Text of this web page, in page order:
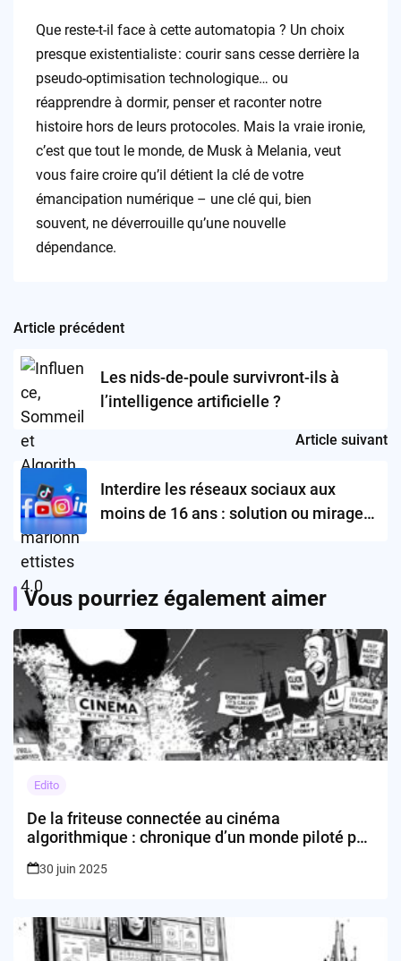
Que reste-t-il face à cette automatopia ? Un choix
presque existentialiste : courir sans cesse derrière la
pseudo-optimisation technologique… ou
réapprendre à dormir, penser et raconter notre
histoire hors de leurs protocoles. Mais la vraie ironie,
c’est que tout le monde, de Musk à Melania, veut
vous faire croire qu’il détient la clé de votre
émancipation numérique – une clé qui, bien
souvent, ne déverrouille qu’une nouvelle
dépendance.
Post
navigation
Article précédent
Les nids-de-poule survivront-ils à
l’intelligence artificielle ?
Article suivant
Interdire les réseaux sociaux aux
moins de 16 ans : solution ou mirage
Vous pourriez également aimer
Edito
De la friteuse connectée au cinéma
algorithmique : chronique d’un monde piloté par
30 juin 2025